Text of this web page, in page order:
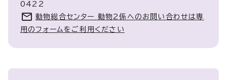
0422
動物総合センター 動物2係へのお問い合わせは専
用のフォームをご利用ください